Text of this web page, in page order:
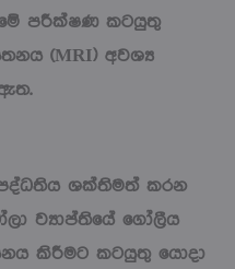
පරීක්ෂණ කටයුතු
(MRI) අවශ්‍ය
ශක්තිමත් කරන
ව්‍යාප්තියේ ගෝලීය
කිරීමට කටයුතු යොදා